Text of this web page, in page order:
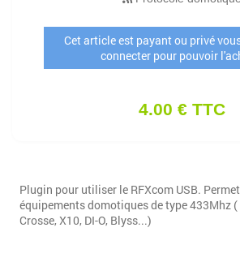
Cet article est payant ou privé
connecter pour pouvoir
4.00 € TTC
Plugin pour utiliser le RFXcom USB.
équipements domotiques de type 433Mhz (
Crosse, X10, DI-O, Blyss...)